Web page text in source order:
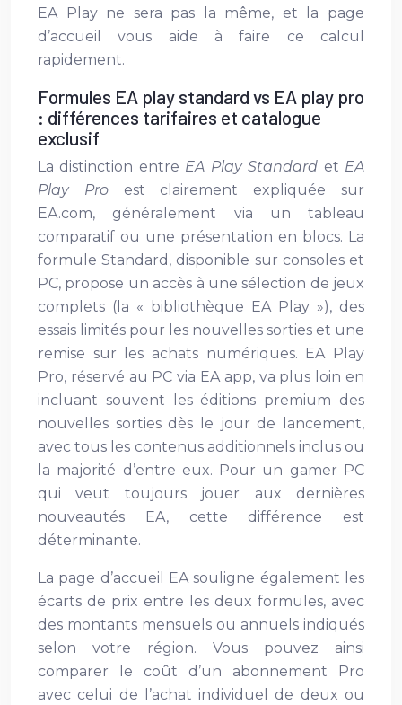
EA Play ne sera pas la même, et la page
d’accueil vous aide à faire ce calcul
rapidement.
Formules EA play standard vs EA play pro
: différences tarifaires et catalogue
exclusif
La distinction entre EA Play Standard et EA
Play Proest clairement expliquée sur
EA.com, généralement via un tableau
comparatif ou une présentation en blocs. La
formule Standard, disponible sur consoles et
PC, propose un accès à une sélection de jeux
complets (la « bibliothèque EA Play »), des
essais limités pour les nouvelles sorties et une
remise sur les achats numériques. EA Play
Pro, réservé au PC via EA app, va plus loin en
incluant souvent les éditions premium des
nouvelles sorties dès le jour de lancement,
avec tous les contenus additionnels inclus ou
la majorité d’entre eux. Pour un gamer PC
qui veut toujours jouer aux dernières
nouveautés EA, cette différence est
déterminante.
La page d’accueil EA souligne également les
écarts de prix entre les deux formules, avec
des montants mensuels ou annuels indiqués
selon votre région. Vous pouvez ainsi
comparer le coût d’un abonnement Pro
avec celui de l’achat individuel de deux ou